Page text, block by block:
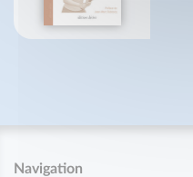
Navigation